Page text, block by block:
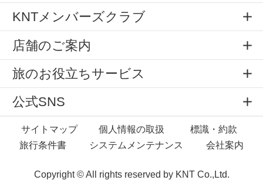
KNTメンバーズクラブ
店舗のご案内
旅のお役立ちサービス
公式SNS
サイトマップ 個人情報の取扱
標識・約款
旅行条件書
システムメンテナンス 会社案内
Copyright © All rights reserved by KNT Co.,Ltd.